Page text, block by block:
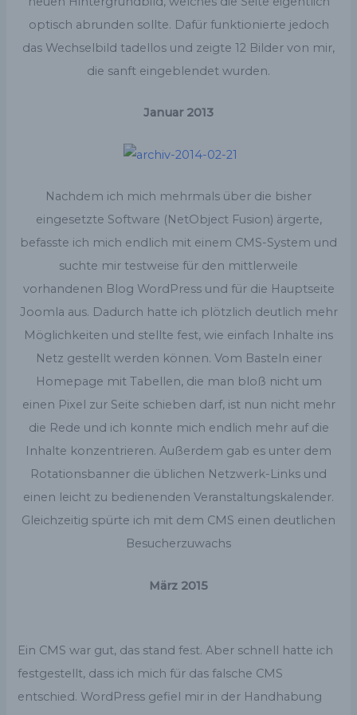
optisch abrunden sollte. Dafür funktionierte jedoch
das Wechselbild tadellos und zeigte 12 Bilder von mir,
die sanft eingeblendet wurden.
Januar 2013
Nachdem ich mich mehrmals über die bisher
eingesetzte Software (NetObject Fusion) ärgerte,
befasste ich mich endlich mit einem CMS-System und
suchte mir testweise für den mittlerweile
vorhandenen Blog WordPress und für die Hauptseite
Joomla aus. Dadurch hatte ich plötzlich deutlich mehr
Möglichkeiten und stellte fest, wie einfach Inhalte ins
Netz gestellt werden können. Vom Basteln einer
Homepage mit Tabellen, die man bloß nicht um
einen Pixel zur Seite schieben darf, ist nun nicht mehr
die Rede und ich konnte mich endlich mehr auf die
Inhalte konzentrieren. Außerdem gab es unter dem
Rotationsbanner die üblichen Netzwerk-Links und
einen leicht zu bedienenden Veranstaltungskalender.
Gleichzeitig spürte ich mit dem CMS einen deutlichen
Besucherzuwachs
März 2015
Ein CMS war gut, das stand fest. Aber schnell hatte ich
festgestellt, dass ich mich für das falsche CMS
entschied. WordPress gefiel mir in der Handhabung